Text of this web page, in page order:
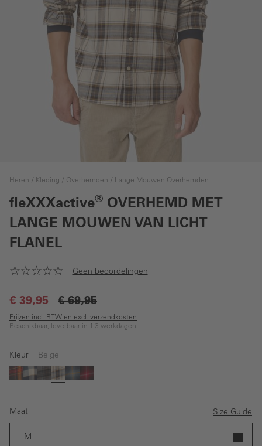
Heren Kleding Overhemden Lange Mouwen Overhemden
fleXXXactive® OVERHEMD MET
LANGE MOUWEN VAN LICHT
FLANEL
Geen beoordelingen
€ 39,95 € 69,95
Prijzen incl. BTW en excl. verzendkosten
Beschikbaar, leverbaar in 1-3 werkdagen
Kleur Beige
Oranje
Geel
(Deze optie is momenteel niet beschikbaar.)
BruinBeigeDonkerblauw
Rood
Maat Size Guide
M